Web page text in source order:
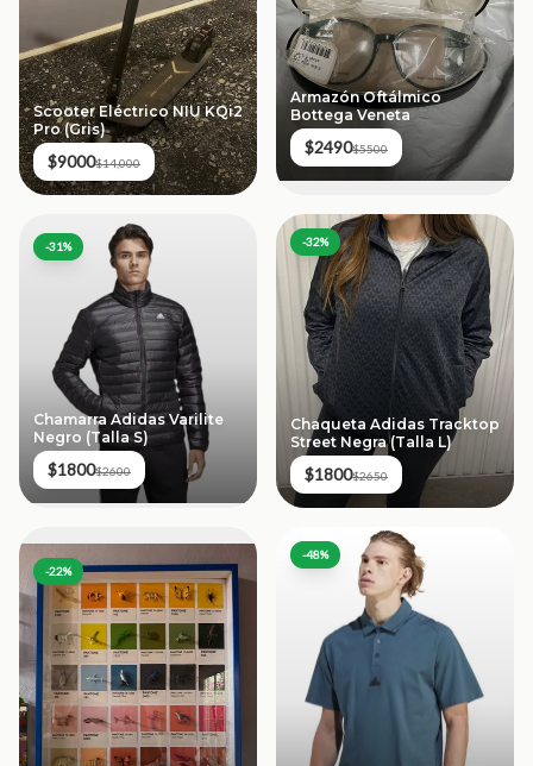
Scooter Eléctrico NIU KQi2
Pro (Gris)
$9000$14,000
Armazón Oftálmico
Bottega Veneta
$2490$5500
-31%
Chamarra Adidas Varilite
Negro (Talla S)
$1800$2600
-32%
Chaqueta Adidas Tracktop
Street Negra (Talla L)
$1800$2650
-22%
-48%